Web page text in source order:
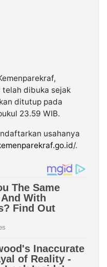
telah dibuka sejak
ditutup pada
23.59 WIB.
usahanya
/.